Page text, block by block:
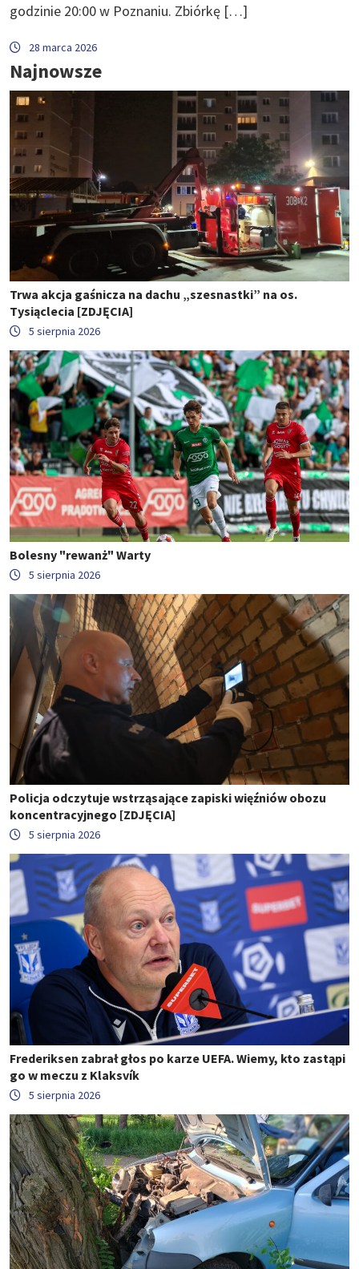
godzinie 20:00 w Poznaniu. Zbiórkę […]
28 marca 2026
Najnowsze
Trwa akcja gaśnicza na dachu „szesnastki” na os.
Tysiąclecia [ZDJĘCIA]
5 sierpnia 2026
Bolesny "rewanż" Warty
5 sierpnia 2026
Policja odczytuje wstrząsające zapiski więźniów obozu
koncentracyjnego [ZDJĘCIA]
5 sierpnia 2026
Frederiksen zabrał głos po karze UEFA. Wiemy, kto zastąpi
go w meczu z Klaksvík
5 sierpnia 2026